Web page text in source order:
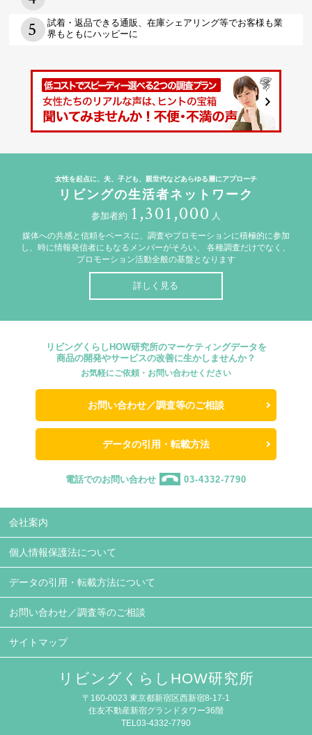
試着・返品できる通販、在庫シェアリング等でお客様も業
界もともにハッピーに
女性を起点に、夫、子ども、親世代などあらゆる層にアプローチ
リビングの生活者ネットワーク
参加者約 1,301,000 人
媒体への共感と信頼をベースに、調査やプロモーションに積極的に参加
し、時に情報発信者にもなるメンバーがそろい、
各種調査だけでなく、
プロモーション活動全般の基盤となります
詳しく見る
リビングくらしHOW研究所のマーケティングデータを
商品の開発やサービスの改善に生かしませんか？
お気軽にご依頼・お問い合わせください
お問い合わせ／調査等のご相談
データの引用・転載方法
電話でのお問い合わせ 03-4332-7790
会社案内
個人情報保護法について
データの引用・転載方法について
お問い合わせ／調査等のご相談
サイトマップ
リビングくらしHOW研究所
〒160-0023 東京都新宿区西新宿8-17-1
住友不動産新宿グランドタワー36階
TEL03-4332-7790